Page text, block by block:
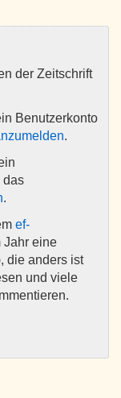
der Zeitschrift
Benutzerkonto
.
das
.
ef-
Jahr eine
die anders ist
und viele